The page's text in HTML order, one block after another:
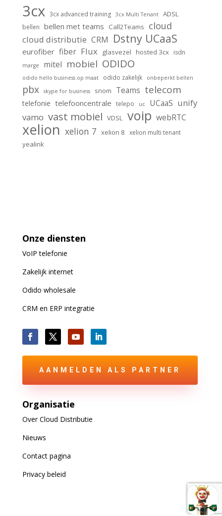
3cx 3cx advanced training 3cx Multi Tenant ADSL
bellen bellen met teams Call2Teams cloud
cloud distributie CRM Dstny UCaaS
eurofiber fiber Flux glasvezel hosted 3cx isdn
marge mitel mobiel ODIDO
odido hello business op maat odido zakelijk onbeperkt bellen
pbx skype for business snom Teams telecom
telefonie telefooncentrale telepo uc UCaaS unify
vamo vast mobiel VDSL voip webRTC
xelion xelion 7 xelion 8 xelion multi tenant
yealink
Onze diensten
VoIPtelefonie
Zakelijk internet
Odido wholesale
CRM en ERP integratie
AANMELDEN ALS PARTNER
Organisatie
Over Cloud Distributie
Nieuws
Contact pagina
Privacy beleid